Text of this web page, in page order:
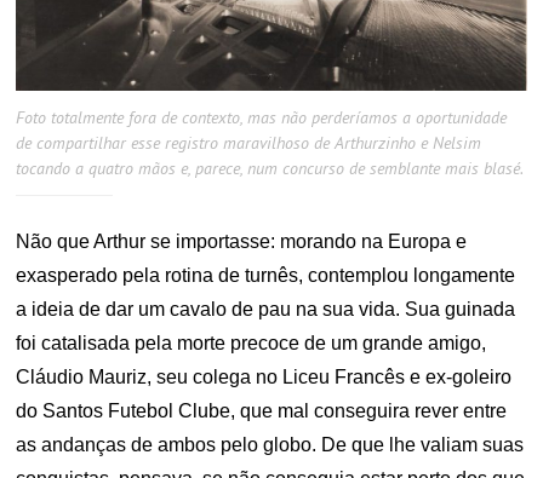
Foto totalmente fora de contexto, mas não perderíamos a oportunidade
de compartilhar esse registro maravilhoso de Arthurzinho e Nelsim
tocando a quatro mãos e, parece, num concurso de semblante mais blasé.
Não que Arthur se importasse: morando na Europa e
exasperado pela rotina de turnês, contemplou longamente
a ideia de dar um cavalo de pau na sua vida. Sua guinada
foi catalisada pela morte precoce de um grande amigo,
Cláudio Mauriz, seu colega no Liceu Francês e ex-goleiro
do Santos Futebol Clube, que mal conseguira rever entre
as andanças de ambos pelo globo. De que lhe valiam suas